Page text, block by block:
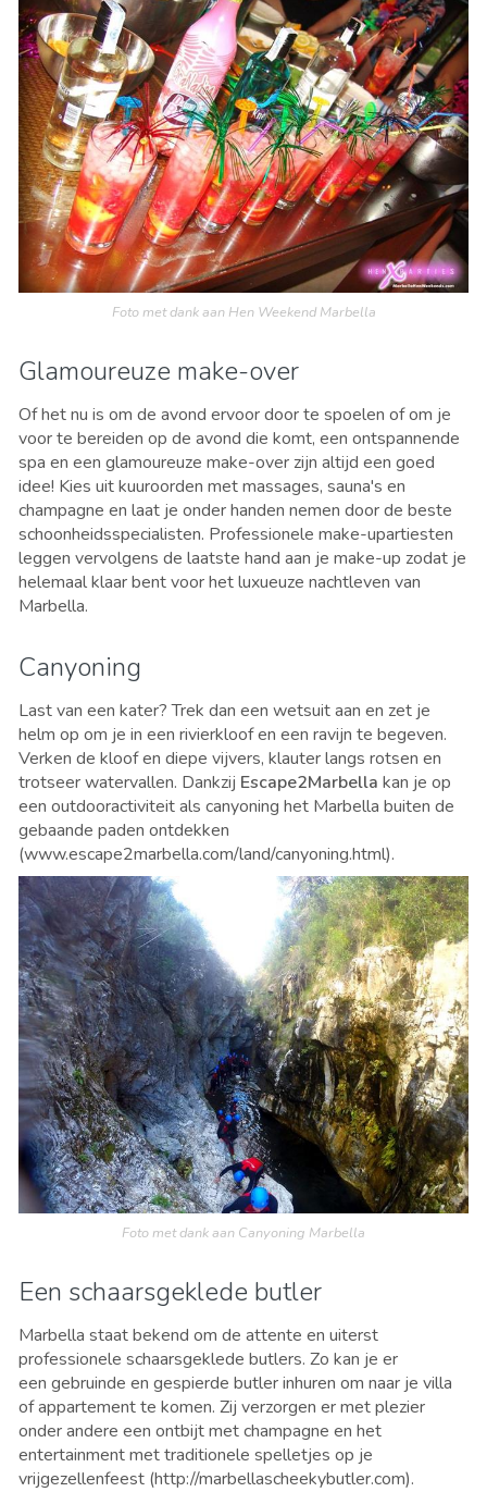
Foto met dank aan Hen Weekend Marbella
Glamoureuze make-over
Of het nu is om de avond ervoor door te spoelen of om je
voor te bereiden op de avond die komt, een ontspannende
spa en een glamoureuze make-over zijn altijd een goed
idee! Kies uit kuuroorden met massages, sauna's en
champagne en laat je onder handen nemen door de beste
schoonheidsspecialisten. Professionele make-upartiesten
leggen vervolgens de laatste hand aan je make-up zodat je
helemaal klaar bent voor het luxueuze nachtleven van
Marbella.
Canyoning
Last van een kater? Trek dan een wetsuit aan en zet je
helm op om je in een rivierkloof en een ravijn te begeven.
Verken de kloof en diepe vijvers, klauter langs rotsen en
trotseer watervallen. Dankzij Escape2Marbella kan je op
een outdooractiviteit als canyoning het Marbella buiten de
gebaande paden ontdekken
(www.escape2marbella.com/land/canyoning.html).
Foto met dank aan Canyoning Marbella
Een schaarsgeklede butler
Marbella staat bekend om de attente en uiterst
professionele schaarsgeklede butlers. Zo kan je er
een gebruinde en gespierde butler inhuren om naar je villa
of appartement te komen. Zij verzorgen er met plezier
onder andere een ontbijt met champagne en het
entertainment met traditionele spelletjes op je
vrijgezellenfeest (http://marbellascheekybutler.com).